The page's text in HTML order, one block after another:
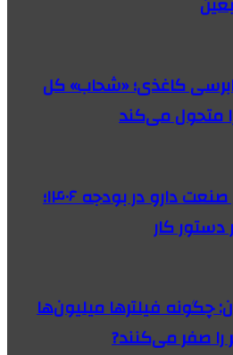
کاغذی؛ «شحاب» کل
متحول می‌کند
تسویه بدهی‌های صنعت دارو در بودجه ۱۴۰۶؛
دستور کار
چگونه فیلترها میلیون‌ها
را صفر می‌کنند?